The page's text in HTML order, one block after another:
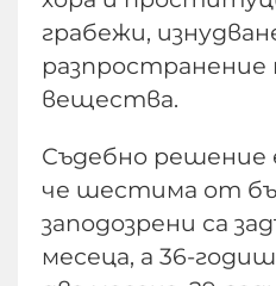
грабежи,
разпространение
вещества.
Съдебно решение
че шестима от
заподозрени са
месеца, а 36-